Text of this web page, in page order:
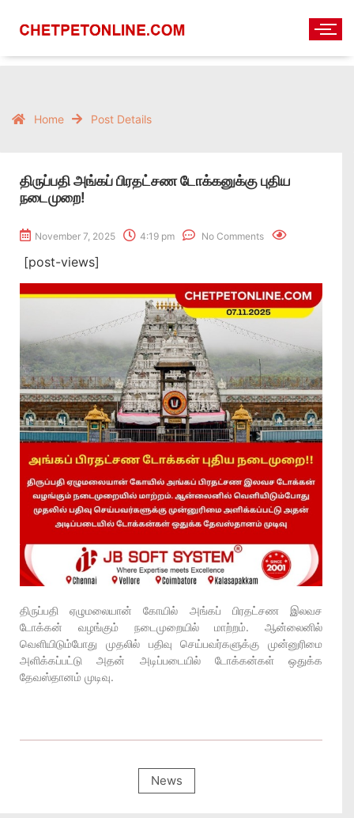
Home Post Details
திருப்பதி அங்கப் பிரதட்சண டோக்கனுக்கு புதிய
நடைமுறை!
November 7, 2025 4:19 pm No Comments
[post-views]
திருப்பதி ஏழுமலையான் கோயில் அங்கப் பிரதட்சண இலவச
டோக்கன் வழங்கும் நடைமுறையில் மாற்றம். ஆன்லைனில்
வெளியிடும்போது முதலில் பதிவு செய்பவர்களுக்கு முன்னுரிமை
அளிக்கப்பட்டு அதன் அடிப்படையில் டோக்கன்கள் ஒதுக்க
தேவஸ்தானம் முடிவு.
News